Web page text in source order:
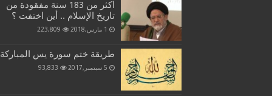
اكثر من 183 سنة مفقودة من
تاريخ الإسلام .. أين اختفت ؟
1 مارس,2018 223,809
طريقة ختم سورة يس المباركة
5 سبتمبر,2017 93,833